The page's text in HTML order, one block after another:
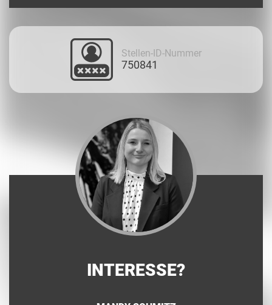
Stellen-ID-Nummer
750841
INTERESSE?